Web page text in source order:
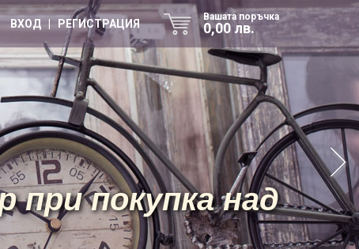
Вашата поръчка
0,00 лв.
ВХОД | РЕГИСТРАЦИЯ
при покупка над